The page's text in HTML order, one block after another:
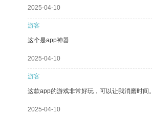
2025-04-10
游客
这个是app神器
2025-04-10
游客
这款app的游戏非常好玩，可以让我消磨时间。
2025-04-10